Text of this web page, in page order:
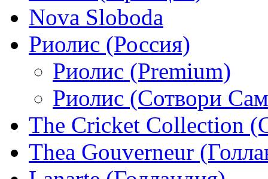
Nova Sloboda
Риолис (Россия)
Риолис (Premium)
Риолис (Сотвори
The Cricket Collection
Thea Gouverneur